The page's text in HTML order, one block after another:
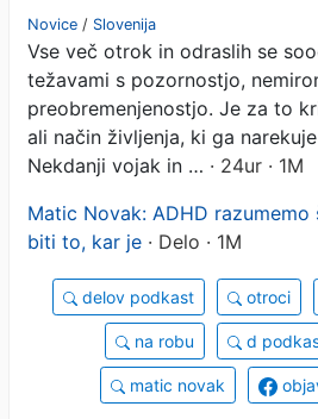
Novice / Slovenija
Vse več otrok in odraslih se
težavami s pozornostjo,
preobremenjenostjo. Je za to
ali način življenja, ki ga
Nekdanji vojak in … · 24ur · 1M
Matic Novak: ADHD
biti to, kar je · Delo · 1M
delov podkast otroci
na robu d
matic novak